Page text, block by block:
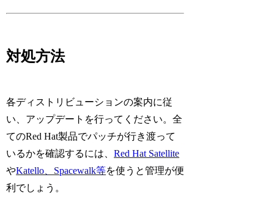
対処方法
各ディストリビューションの案内に従
い、アップデートを行ってください。全
てのRed Hat製品でパッチが行き渡って
いるかを確認するには、Red Hat Satellite
やKatello、Spacewalk等を使うと管理が便
利でしょう。